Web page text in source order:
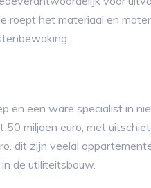
roept het materiaal en
en een ware specialist in
miljoen euro, met
dit zijn veelal
de utiliteitsbouw.